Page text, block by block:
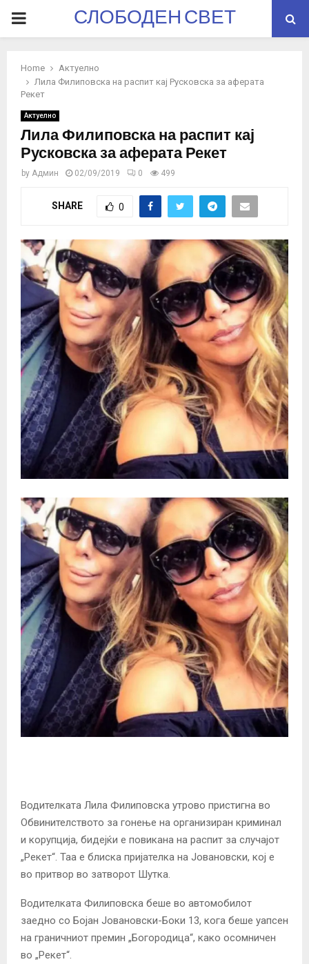
PRIMARYСЛОБОДЕН СВЕТ
Home
Актуелно
Лила Филиповска на распит кај Русковска за аферата
Рекет
Актуелно
Лила Филиповска на распит кај
Русковска за аферата Рекет
by Админ 02/09/2019 0 499
SHARE 0
Водителката Лила Филиповска утрово пристигна во
Обвинителството за гонење на организиран криминал
и корупција, бидејќи е повикана на распит за случајот
„Рекет“. Таа е блиска пријателка на Јовановски, кој е
во притвор во затворот Шутка.
Водителката Филиповска беше во автомобилот
заедно со Бојан Јовановски-Боки 13, кога беше уапсен
на граничниот премин „Богородица“, како осомничен
во „Рекет“.